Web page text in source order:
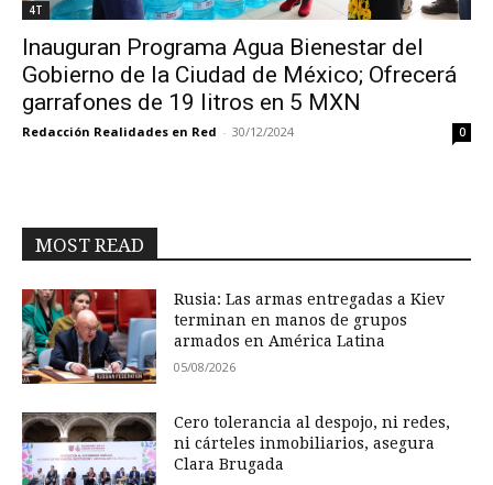
4T
Inauguran Programa Agua Bienestar del
Gobierno de la Ciudad de México; Ofrecerá
garrafones de 19 litros en 5 MXN
Redacción Realidades en Red - 30/12/2024 0
MOST READ
Rusia: Las armas entregadas a Kiev
terminan en manos de grupos
armados en América Latina
05/08/2026
Cero tolerancia al despojo, ni redes,
ni cárteles inmobiliarios, asegura
Clara Brugada